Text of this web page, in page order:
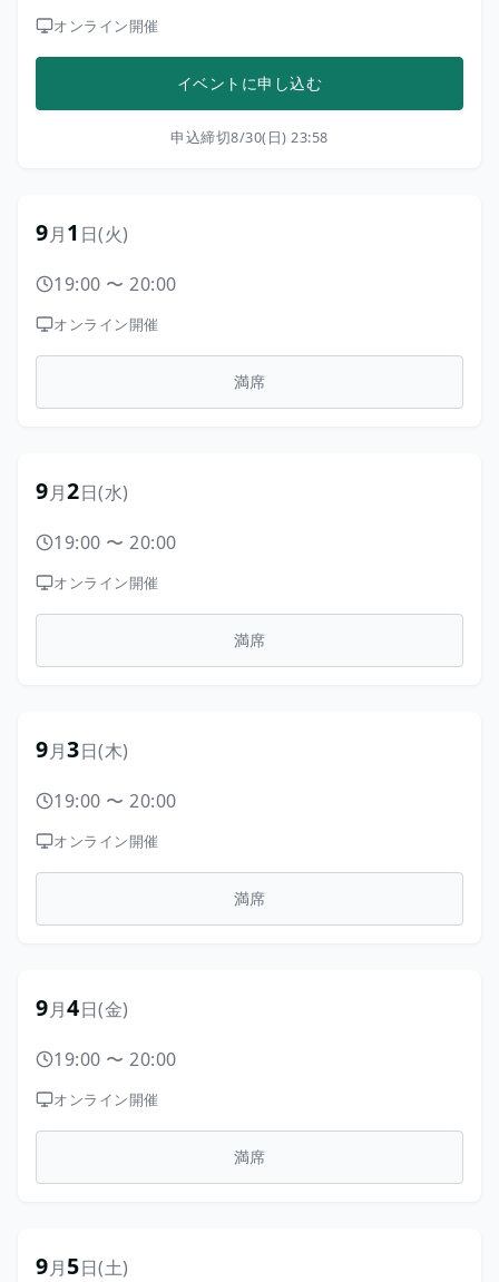
オンライン開催
イベントに申し込む
申込締切8/30(日) 23:58
9月1 日(火)
19:00 〜 20:00
オンライン開催
満席
9月2日(水)
19:00 〜 20:00
オンライン開催
満席
9月3日(木)
19:00 〜 20:00
オンライン開催
満席
9月4日(金)
19:00 〜 20:00
オンライン開催
満席
9月5日(土)